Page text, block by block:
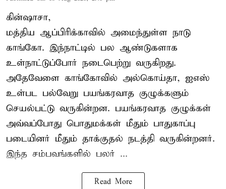
கின்ஷாசா,
மத்திய ஆப்பிரிக்காவில் அமைந்துள்ள நாடு
காங்கோ. இந்நாட்டில் பல ஆண்டுகளாக
உள்நாட்டுப்போர் நடைபெற்று வருகிறது.
அதேவேளை காங்கோவில் அல்கொய்தா, ஐஎஸ்
உள்பட பல்வேறு பயங்கரவாத குழுக்களும்
செயல்பட்டு வருகின்றன. பயங்கரவாத குழுக்கள்
அவ்வப்போது பொதுமக்கள் மீதும் பாதுகாப்பு
படையினர் மீதும் தாக்குதல் நடத்தி வருகின்றனர்.
இந்த சம்பவங்களில் பலர் ...
Read More